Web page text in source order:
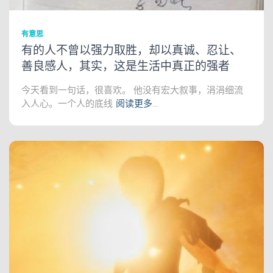
有意思
有的人不曾以强力取胜，却以真诚、忍让、
善良感人，其实，这是生活中真正的强者
今天看到一句话，很喜欢。 他没有宏大叙事，涓涓细流
入人心。一个人的底线 阅读更多…